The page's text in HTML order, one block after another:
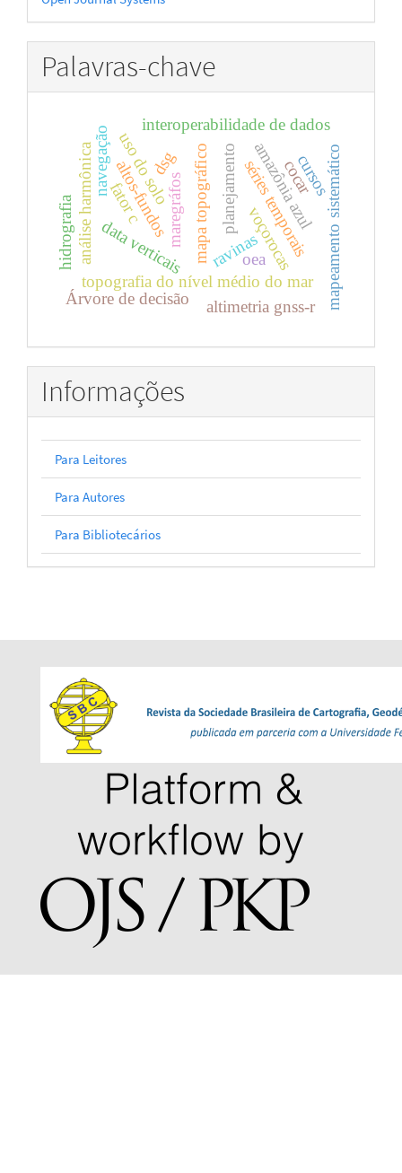
por
Palavras-chave
data verticais
topografia do nível médio do mar
amazônia azul
voçorocas
ravinas
uso do solo
Árvore de decisão
interoperabilidade de dados
mapa topográfico
análise harmônica séries temporais
altimetria gnss-r
maregráfos
hidrografia altos-fundos
navegação mapeamento sistemático
planejamento cocar
dsg
fator c
oea
cursos
Informações
Para Leitores
Para Autores
Para Bibliotecários